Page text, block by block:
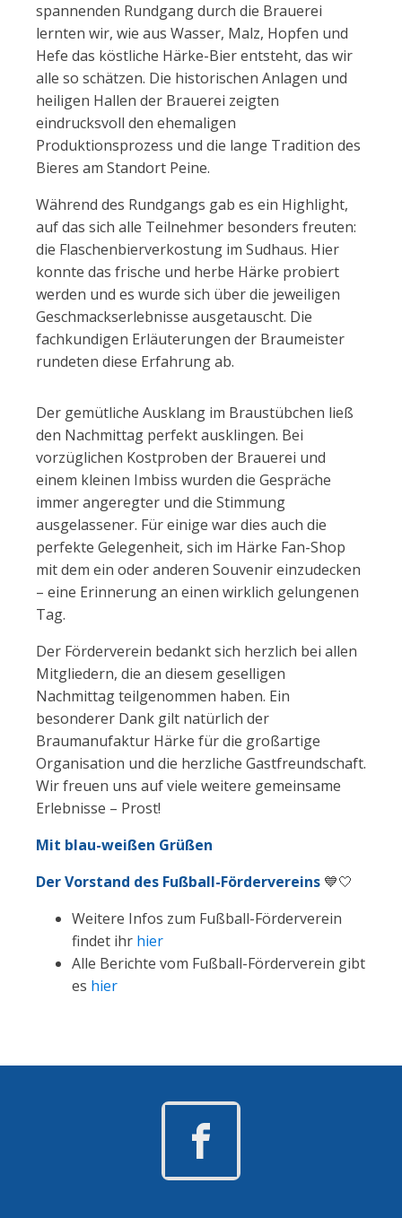
spannenden Rundgang durch die Brauerei
lernten wir, wie aus Wasser, Malz, Hopfen und
Hefe das köstliche Härke-Bier entsteht, das wir
alle so schätzen. Die historischen Anlagen und
heiligen Hallen der Brauerei zeigten
eindrucksvoll den ehemaligen
Produktionsprozess und die lange Tradition des
Bieres am Standort Peine.
Während des Rundgangs gab es ein Highlight,
auf das sich alle Teilnehmer besonders freuten:
die Flaschenbierverkostung im Sudhaus. Hier
konnte das frische und herbe Härke probiert
werden und es wurde sich über die jeweiligen
Geschmackserlebnisse ausgetauscht. Die
fachkundigen Erläuterungen der Braumeister
rundeten diese Erfahrung ab.
Der gemütliche Ausklang im Braustübchen ließ
den Nachmittag perfekt ausklingen. Bei
vorzüglichen Kostproben der Brauerei und
einem kleinen Imbiss wurden die Gespräche
immer angeregter und die Stimmung
ausgelassener. Für einige war dies auch die
perfekte Gelegenheit, sich im Härke Fan-Shop
mit dem ein oder anderen Souvenir einzudecken
– eine Erinnerung an einen wirklich gelungenen
Tag.
Der Förderverein bedankt sich herzlich bei allen
Mitgliedern, die an diesem geselligen
Nachmittag teilgenommen haben. Ein
besonderer Dank gilt natürlich der
Braumanufaktur Härke für die großartige
Organisation und die herzliche Gastfreundschaft.
Wir freuen uns auf viele weitere gemeinsame
Erlebnisse – Prost!
Mit blau-weißen Grüßen
Der Vorstand des Fußball-Fördervereins 💙🤍
Weitere Infos zum Fußball-Förderverein
findet ihr hier
Alle Berichte vom Fußball-Förderverein gibt
es hier